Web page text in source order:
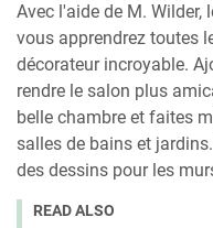
Avec l'aide de M. Wilder,
vous apprendrez toutes
décorateur incroyable.
rendre le salon plus
belle chambre et faites
salles de bains et
des dessins pour les
READ ALSO